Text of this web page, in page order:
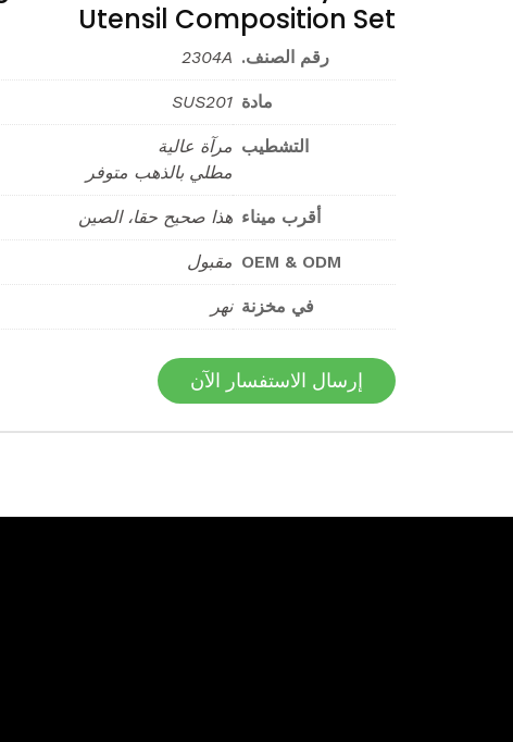
Utensil Composition Set
رقم الصنف. 2304A
مادة SUS201
التشطيب مرآة عالية
مطلي بالذهب متوفر
أقرب ميناء هذا صحيح حقا، الصين
OEM & ODM مقبول
في مخزنة نهر
إرسال الاستفسار الآن